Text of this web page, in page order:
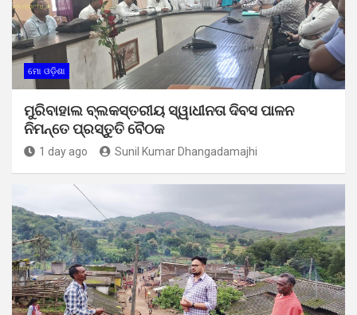
ମୋ ଓଡ଼ିଶା
ମୁରିବାହାଲ ବ୍ଲକସ୍ତରୀୟ ସ୍ୱାଧୀନତା ଦିବସ ପାଳନ
ନିମନ୍ତେ ପ୍ରସ୍ତୁତି ବୈଠକ
1 day ago Sunil Kumar Dhangadamajhi